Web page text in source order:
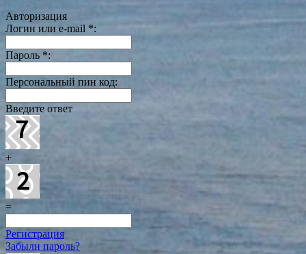
Авторизация
Логин или e-mail *:
Пароль *:
Персональный пин код:
Введите ответ
+
=
Регистрация
Забыли пароль?